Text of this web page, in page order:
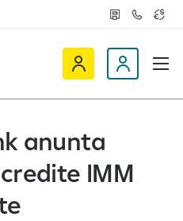
R
a
C
c
C
s
v
R
f
e
i
D
o
c
anunta
IMM